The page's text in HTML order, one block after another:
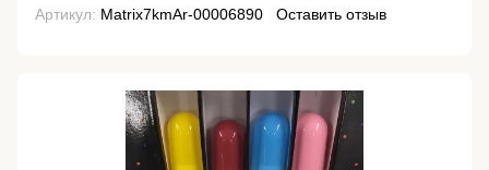
Артикул: Matrix7kmAr-00006890 Оставить отзыв